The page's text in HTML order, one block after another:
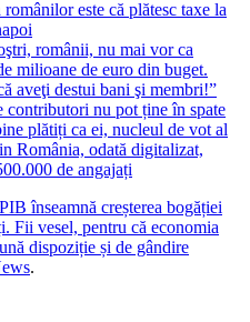
este că plătesc taxe la
românii, nu mai vor ca
milioane de euro din buget.
aveţi destui bani şi membri!”
nu pot ține în spate
plătiți ca ei, nucleul de vot al
România, odată digitalizat,
de angajați
înseamnă creșterea bogăției
Fii vesel, pentru că economia
dispoziție și de gândire
.